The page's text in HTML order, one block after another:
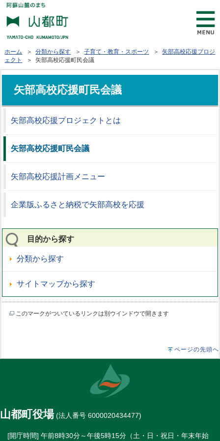
ホーム ＞分類から探す ＞子育て・教育・スポーツ ＞矢部高校応援プロジ
ェクト
＞ 矢部高校応援町民会議
矢部高校応援町民会議
矢部高校応援プロジェクトとは
矢部高校応援町民会議
矢部高校応援計画メニュー
企業版ふるさと納税で矢部高校を応援
目的から探す
分類から探す
サイトマップから探す
このマークがついているリンクは別ウインドウで開きます
ページの先頭へ
山都町役場(法人番号 6000020434477)
[開庁時間] 午前8時30分～午後5時15分（土・日・祝日・年末年始